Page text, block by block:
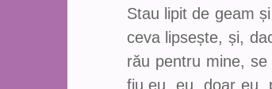
Stau lipit de geam
ceva lipsește, și,
rău pentru mine,
fiu eu, eu, doar eu,